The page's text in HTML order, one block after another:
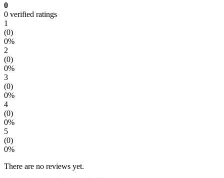
0
0 verified ratings
1
(0)
0%
2
(0)
0%
3
(0)
0%
4
(0)
0%
5
(0)
0%
There are no reviews yet.